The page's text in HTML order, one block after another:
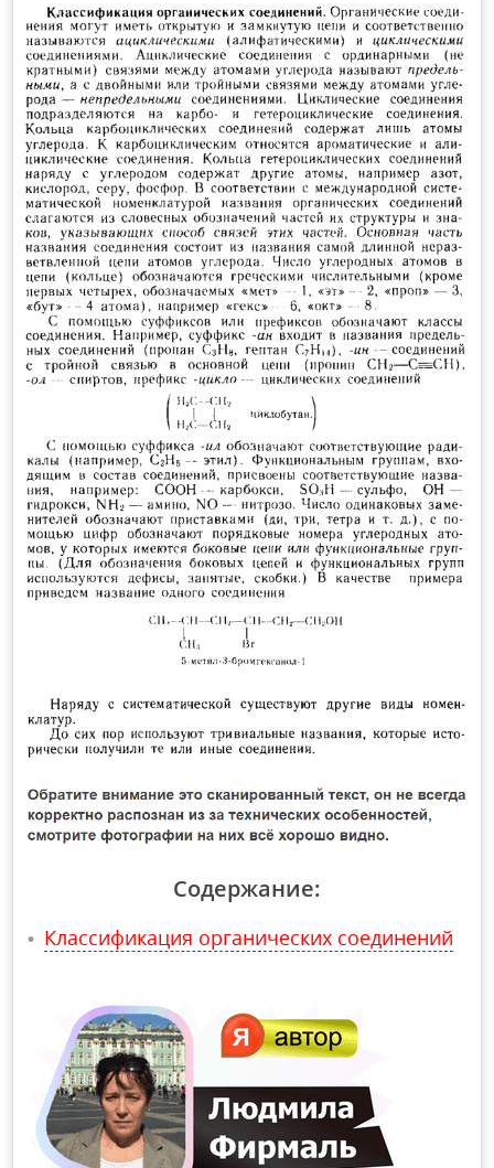
Содержание:
Классификация органических соединений